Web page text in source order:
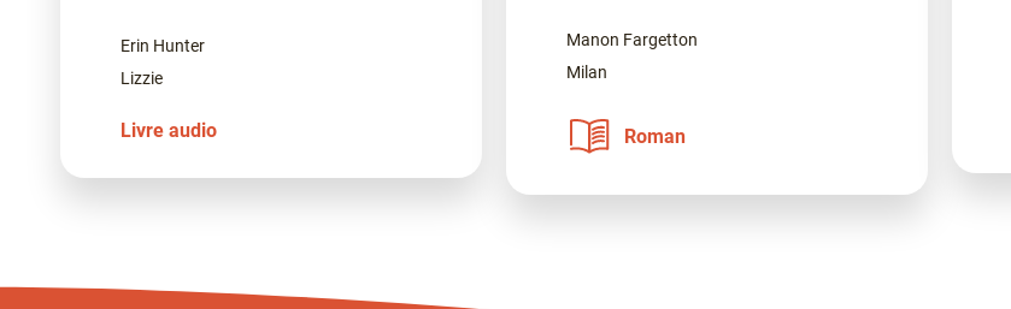
Erin Hunter
Lizzie
Livre audio
Manon Fargetton
Milan
Roman